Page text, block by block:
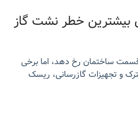
خطر نشت گاز
ساختمان رخ دهد، اما برخی
و تجهیزات گازرسانی، ریسک